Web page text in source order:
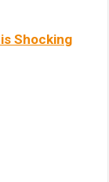
Shocking